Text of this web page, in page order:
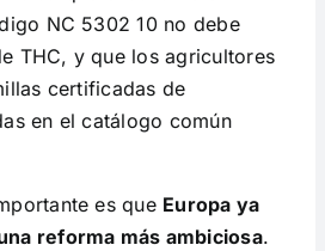
NC 5302 10 no debe
THC, y que los agricultores
certificadas de
en el catálogo común
es que Europa ya
reforma más ambiciosa.